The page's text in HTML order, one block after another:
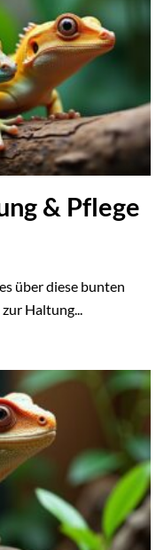
& Pflege
über diese bunten
Haltung...